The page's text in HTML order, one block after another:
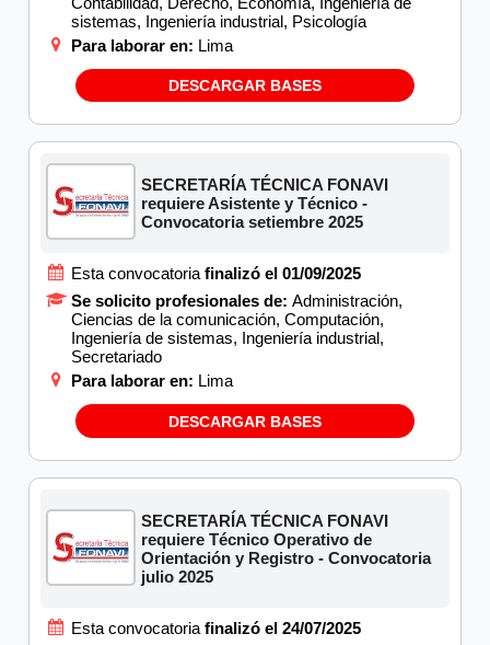
sistemas, Ingeniería industrial, Psicología
Para laborar en: Lima
DESCARGAR BASES
SECRETARÍA TÉCNICA FONAVI
requiere Asistente y Técnico -
Convocatoria setiembre 2025
Esta convocatoria finalizó el 01/09/2025
Se solicito profesionales de: Administración,
Ciencias de la comunicación, Computación,
Ingeniería de sistemas, Ingeniería industrial,
Secretariado
Para laborar en: Lima
DESCARGAR BASES
SECRETARÍA TÉCNICA FONAVI
requiere Técnico Operativo de
Orientación y Registro - Convocatoria
julio 2025
Esta convocatoria finalizó el 24/07/2025